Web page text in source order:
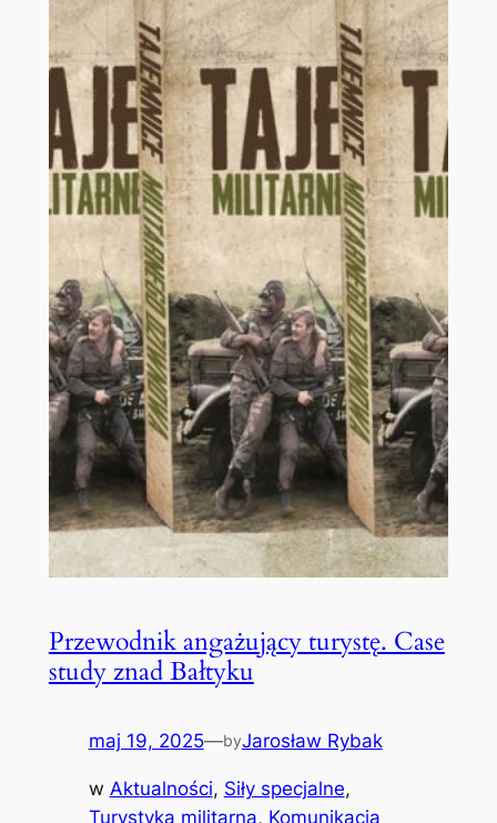
Przewodnik angażujący turystę. Case
study znad Bałtyku
maj 19, 2025—byJarosław Rybak
w Aktualności, Siły specjalne
Turystyka militarna, Komunikacja